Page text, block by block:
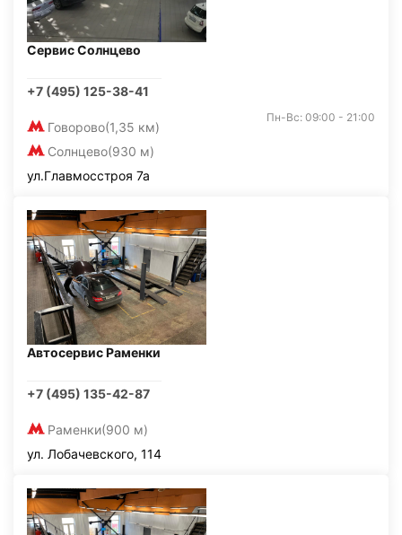
Сервис Солнцево
+7 (495) 125-38-41
Говорово(1,35 км)
Солнцево(930 м)
Пн-Вс: 09:00 - 21:00
ул.Главмосстроя 7а
Автосервис Раменки
+7 (495) 135-42-87
Раменки(900 м)
ул. Лобачевского, 114